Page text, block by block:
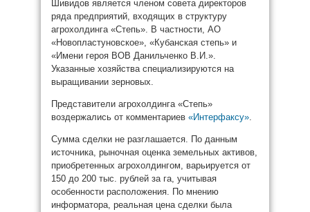
Шивидов является членом совета директоров
ряда предприятий, входящих в структуру
агрохолдинга «Степь». В частности, АО
«Новопластуновское», «Кубанская степь» и
«Имени героя ВОВ Данильченко В.И.».
Указанные хозяйства специализируются на
выращивании зерновых.
Представители агрохолдинга «Степь»
воздержались от комментариев «Интерфаксу».
Сумма сделки не разглашается. По данным
источника, рыночная оценка земельных активов,
приобретенных агрохолдингом, варьируется от
150 до 200 тыс. рублей за га, учитывая
особенности расположения. По мнению
информатора, реальная цена сделки была